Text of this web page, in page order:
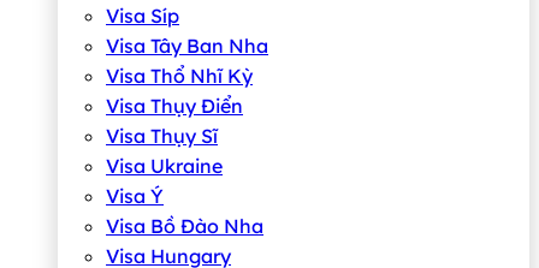
Visa Síp
Visa Tây Ban Nha
Visa Thổ Nhĩ Kỳ
Visa Thụy Điển
Visa Thụy Sĩ
Visa Ukraine
Visa Ý
Visa Bồ Đào Nha
Visa Hungary